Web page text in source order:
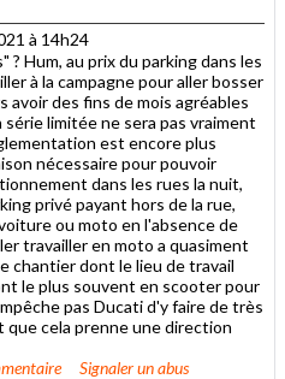
à 14h24
Hum, au prix du parking dans les
à la campagne pour aller bosser
avoir des fins de mois agréables
limitée ne sera pas vraiment
est encore plus
nécessaire pour pouvoir
dans les rues la nuit,
privé payant hors de la rue,
ou moto en l'absence de
travailler en moto a quasiment
chantier dont le lieu de travail
le plus souvent en scooter pour
pas Ducati d'y faire de très
que cela prenne une direction
Signaler un abus